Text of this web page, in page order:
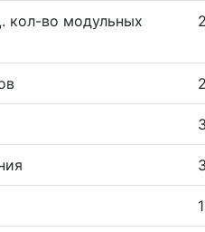
кол-во модульных
1